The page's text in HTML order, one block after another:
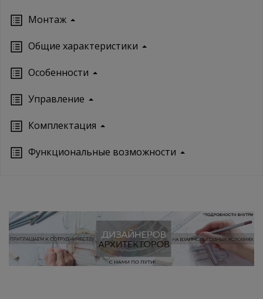
Монтаж
Oбщие характеристики
Особенности
Управление
Кoмплектация
Функциональные возможности